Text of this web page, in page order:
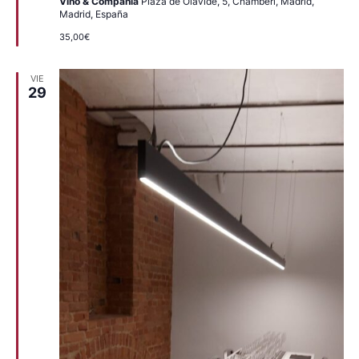
Madrid, España
35,00€
VIE
29